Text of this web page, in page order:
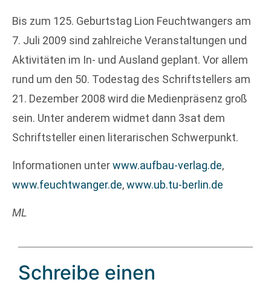
Bis zum 125. Geburtstag Lion Feuchtwangers am
7. Juli 2009 sind zahlreiche Veranstaltungen und
Aktivitäten im In- und Ausland geplant. Vor allem
rund um den 50. Todestag des Schriftstellers am
21. Dezember 2008 wird die Medienpräsenz groß
sein. Unter anderem widmet dann 3sat dem
Schriftsteller einen literarischen Schwerpunkt.
Informationen unterwww.aufbau-verlag.de,
www.feuchtwanger.de,www.ub.tu-berlin.de
ML
Schreibe einen